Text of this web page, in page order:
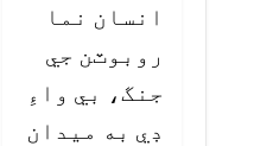
انسان نما
روبوٽن جي
جنگ، بي واءِ
ڊي به ميدان